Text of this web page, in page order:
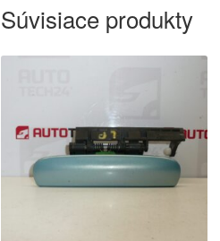
Súvisiace produkty